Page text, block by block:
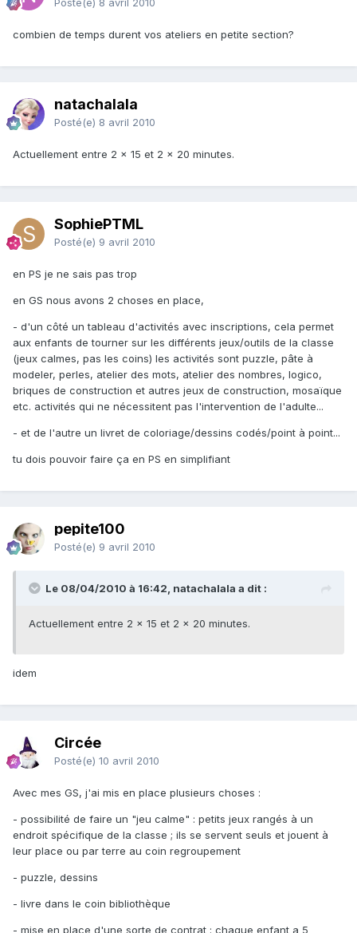
Posté(e) 8 avril 2010
combien de temps durent vos ateliers en petite section?
natachalala
Posté(e) 8 avril 2010
Actuellement entre 2 x 15 et 2 x 20 minutes.
SophiePTML
Posté(e) 9 avril 2010
en PS je ne sais pas trop
en GS nous avons 2 choses en place,
- d'un côté un tableau d'activités avec inscriptions, cela permet
aux enfants de tourner sur les différents jeux/outils de la classe
(jeux calmes, pas les coins) les activités sont puzzle, pâte à
modeler, perles, atelier des mots, atelier des nombres, logico,
briques de construction et autres jeux de construction, mosaïque
etc. activités qui ne nécessitent pas l'intervention de l'adulte...
- et de l'autre un livret de coloriage/dessins codés/point à point...
tu dois pouvoir faire ça en PS en simplifiant
pepite100
Posté(e) 9 avril 2010
Le 08/04/2010 à 16:42, natachalala a dit :
Actuellement entre 2 x 15 et 2 x 20 minutes.
idem
Circée
Posté(e) 10 avril 2010
Avec mes GS, j'ai mis en place plusieurs choses :
- possibilité de faire un "jeu calme" : petits jeux rangés à un
endroit spécifique de la classe ; ils se servent seuls et jouent à
leur place ou par terre au coin regroupement
- puzzle, dessins
- livre dans le coin bibliothèque
- mise en place d'une sorte de contrat : chaque enfant a 5